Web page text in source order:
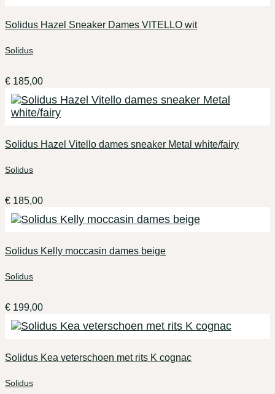
Solidus Hazel Sneaker Dames VITELLO wit
Solidus
€ 185,00
Solidus Hazel Vitello dames sneaker Metal white/fairy
Solidus
€ 185,00
Solidus Kelly moccasin dames beige
Solidus
€ 199,00
Solidus Kea veterschoen met rits K cognac
Solidus